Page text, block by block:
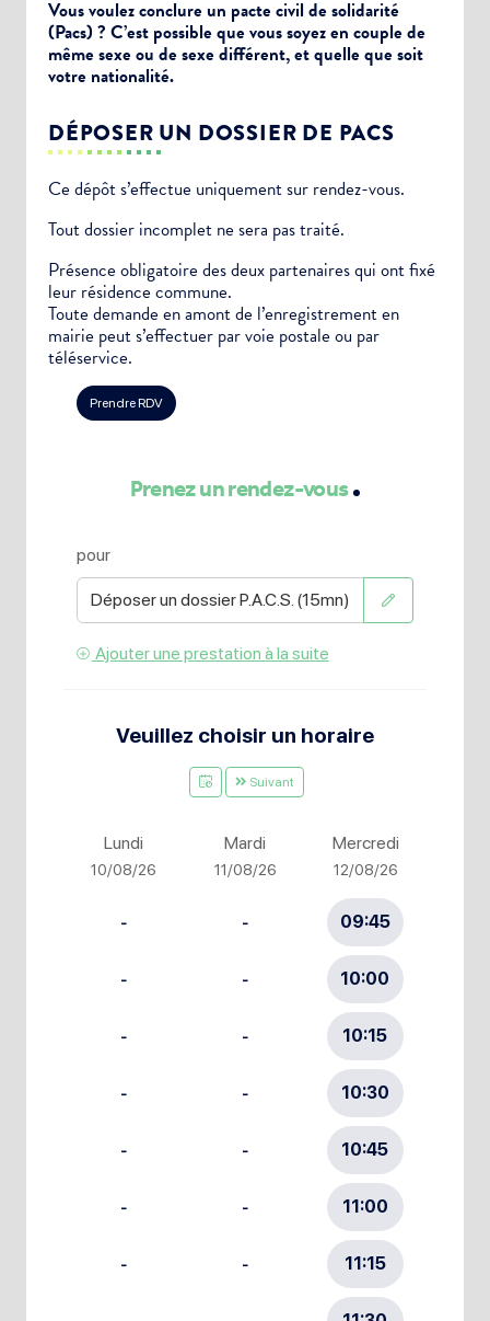
Vous voulez conclure un pacte civil de solidarité
(Pacs) ? C’est possible que vous soyez en couple de
même sexe ou de sexe différent, et quelle que soit
votre nationalité.
DÉPOSER UN DOSSIER DE PACS
Ce dépôt s’effectue uniquement sur rendez-vous.
Tout dossier incomplet ne sera pas traité.
Présence obligatoire des deux partenaires qui ont fixé
leur résidence commune.
Toute demande en amont de l’enregistrement en
mairie peut s’effectuer par voie postale ou par
téléservice.